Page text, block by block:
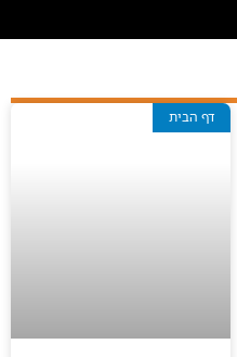
דף הבית